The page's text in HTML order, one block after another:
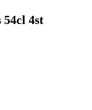
4st